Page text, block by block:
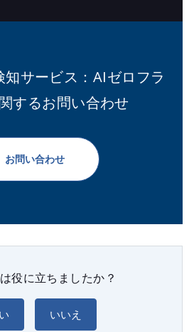
知サービス：AIゼロフラ
するお問い合わせ
お問い合わせ
役に立ちましたか？
いいえ